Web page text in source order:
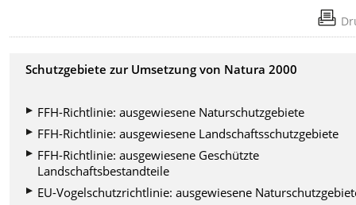
Schutzgebiete zur Umsetzung von Natura 2000
FFH-Richtlinie: ausgewiesene Naturschutzgebiete
FFH-Richtlinie: ausgewiesene Landschaftsschutzgebiete
FFH-Richtlinie: ausgewiesene Geschützte
Landschaftsbestandteile
EU-Vogelschutzrichtlinie: ausgewiesene